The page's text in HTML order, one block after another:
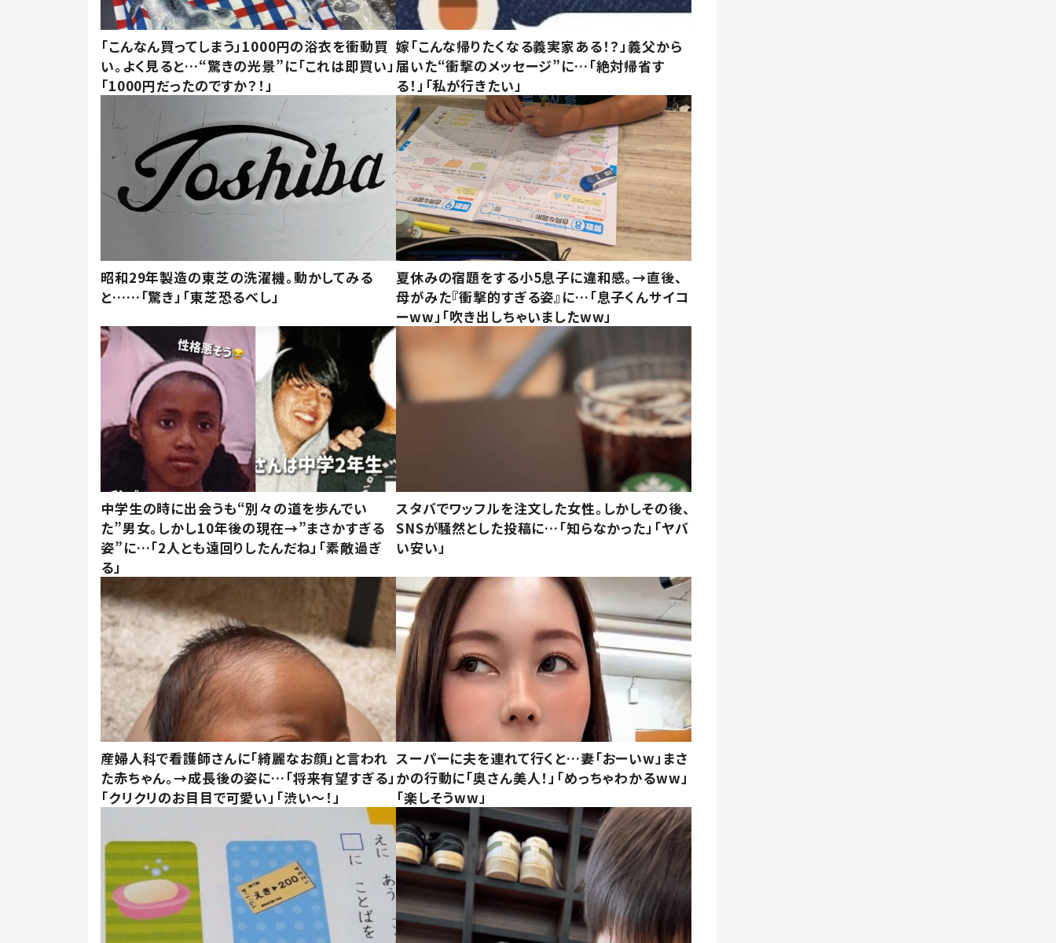
「こんなん買ってしまう」1000円の浴衣を衝動買
い。よく見ると…“驚きの光景”に「これは即買い」
「1000円だったのですか？！」
嫁「こんな帰りたくなる義実家ある！？」義父から
届いた“衝撃のメッセージ”に…「絶対帰省す
る！」「私が行きたい」
昭和29年製造の東芝の洗濯機。動かしてみる
と……「驚き」「東芝恐るべし」
夏休みの宿題をする小5息子に違和感。→直後、
母がみた『衝撃的すぎる姿』に…「息子くんサイコ
ーww」「吹き出しちゃいましたww」
中学生の時に出会うも“別々の道を歩んでい
た”男女。しかし10年後の現在→”まさかすぎる
姿”に…「2人とも遠回りしたんだね」「素敵過ぎ
る」
スタバでワッフルを注文した女性。しかしその後、
SNSが騒然とした投稿に…「知らなかった」「ヤバ
い安い」
産婦人科で看護師さんに「綺麗なお顔」と言われ
た赤ちゃん。→成長後の姿に…「将来有望すぎる」
「クリクリのお目目で可愛い」「渋い～！」
スーパーに夫を連れて行くと…妻「おーいw」まさ
かの行動に「奥さん美人！」「めっちゃわかるww」
「楽しそうww」